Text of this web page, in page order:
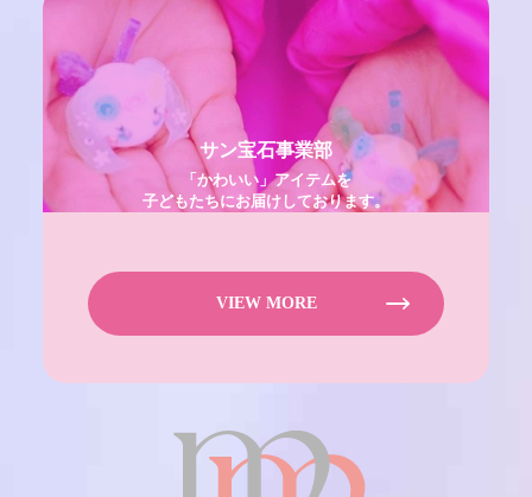
サン宝石事業部
「かわいい」アイテムを
子どもたちにお届けしております。
VIEW MORE